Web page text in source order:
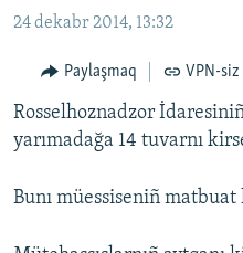
Qıdıruvğa
MEDENİYET
İNSAN AQLARI
VİDEO
BLOGLAR
24 dekabr 2014, 13:32
Paylaşmaq VPN-siz
Rosselhoznadzor
yarımadağa 14 tuvarnı
Bunı müessiseniñ